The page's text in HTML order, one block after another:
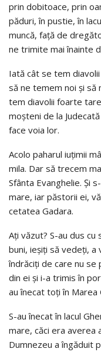
prin dobitoace, prin
păduri, în pustie, în
muncă, faţă de
ne trimite mai înainte
Iată cât se tem
să ne temem noi şi să
tem diavolii foarte
moşteni de la
face voia lor.
Acolo paharul iuţimii
mila. Dar să trecem
Sfânta Evanghelie. Şi
mare, iar păstorii ei,
cetatea Gadara.
Aţi văzut? S-au dus cu
buni, ieşiţi să vedeţi,
îndrăciţi de care nu se
din ei şi i-a trimis în
au înecat toţi în Marea
S-au înecat în lacul
mare, căci era averea
Dumnezeu a îngăduit